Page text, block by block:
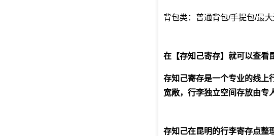
背包类：普通背包/手提包/最
在【存知己寄存】就可以查看
存知己寄存是一个专业的线上
宽敞，行李独立空间存放由专
存知己在昆明的行李寄存点整